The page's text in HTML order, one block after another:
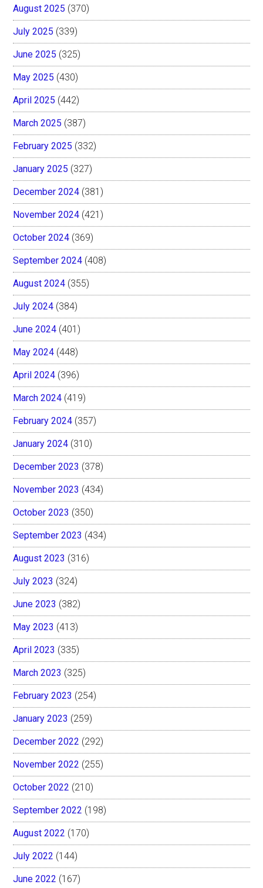
August 2025 (370)
July 2025 (339)
June 2025 (325)
May 2025 (430)
April 2025 (442)
March 2025 (387)
February 2025 (332)
January 2025 (327)
December 2024 (381)
November 2024 (421)
October 2024 (369)
September 2024 (408)
August 2024 (355)
July 2024 (384)
June 2024 (401)
May 2024 (448)
April 2024 (396)
March 2024 (419)
February 2024 (357)
January 2024 (310)
December 2023 (378)
November 2023 (434)
October 2023 (350)
September 2023 (434)
August 2023 (316)
July 2023 (324)
June 2023 (382)
May 2023 (413)
April 2023 (335)
March 2023 (325)
February 2023 (254)
January 2023 (259)
December 2022 (292)
November 2022 (255)
October 2022 (210)
September 2022 (198)
August 2022 (170)
July 2022 (144)
June 2022 (167)